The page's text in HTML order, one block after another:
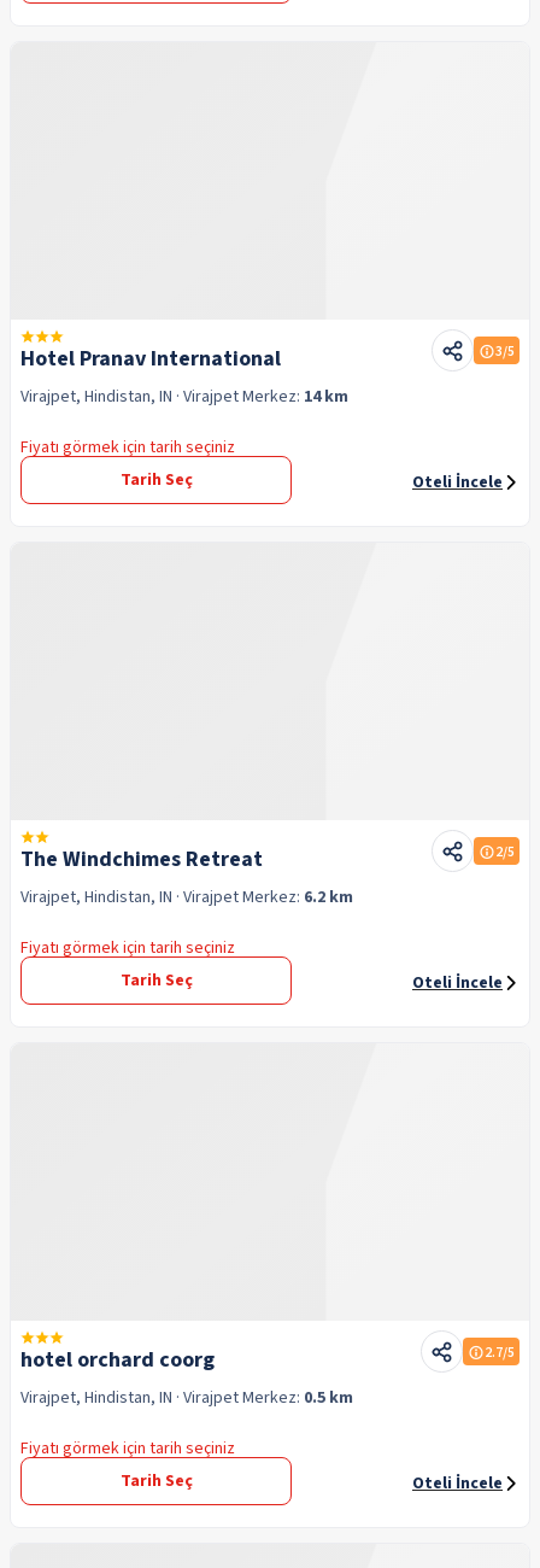
Hotel Pranav International 3/5
Virajpet, Hindistan, IN · VirajpetMerkez: 14 km
Fiyatı görmek için tarih seçiniz
Tarih Seç
Oteli İncele
The Windchimes Retreat 2/5
Virajpet, Hindistan, IN · VirajpetMerkez: 6.2 km
Fiyatı görmek için tarih seçiniz
Tarih Seç
Oteli İncele
hotel orchard coorg 2.7/5
Virajpet, Hindistan, IN · VirajpetMerkez: 0.5 km
Fiyatı görmek için tarih seçiniz
Tarih Seç
Oteli İncele